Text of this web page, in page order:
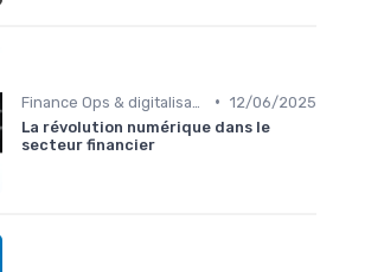
• 12/06/2025
La révolution numérique dans le
secteur financier